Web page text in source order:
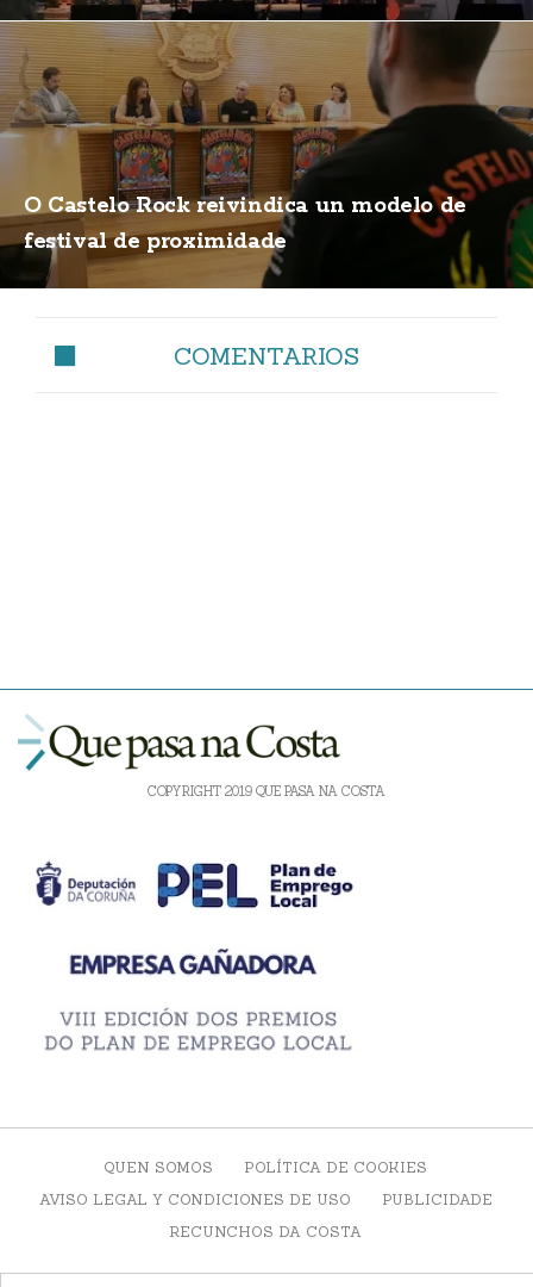
O Castelo Rock reivindica un modelo de
festival de proximidade
COMENTARIOS
COPYRIGHT 2019 QUE PASA NA COSTA
QUEN SOMOS
POLÍTICA DE COOKIES
AVISO LEGAL Y CONDICIONES DE USO
PUBLICIDADE
RECUNCHOS DA COSTA